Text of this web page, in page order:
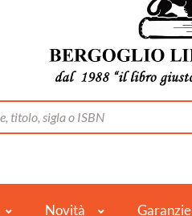
Novità Garanzie